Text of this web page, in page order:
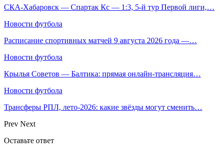
СКА-Хабаровск — Спартак Кс — 1:3, 5-й тур Первой лиги,…
Новости футбола
Расписание спортивных матчей 9 августа 2026 года —…
Новости футбола
Крылья Советов — Балтика: прямая онлайн-трансляция…
Новости футбола
Трансферы РПЛ, лето-2026: какие звёзды могут сменить…
Prev Next
Оставьте ответ